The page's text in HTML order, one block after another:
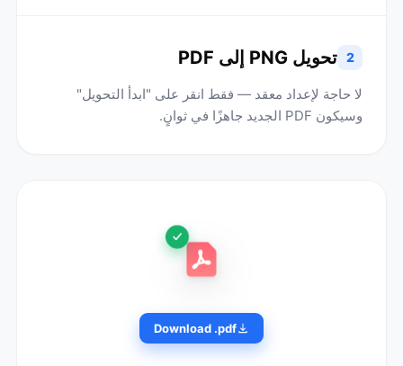
2 تحويل PNG إلى PDF
لا حاجة لإعداد معقد — فقط انقر على "ابدأ التحويل"
وسيكون PDF الجديد جاهزًا في ثوانٍ.
Download .pdf